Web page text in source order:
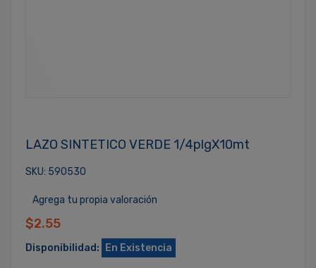
LAZO SINTETICO VERDE 1/4plgX10mt
SKU: 590530
Agrega tu propia valoración
$2.55
Disponibilidad: En Existencia